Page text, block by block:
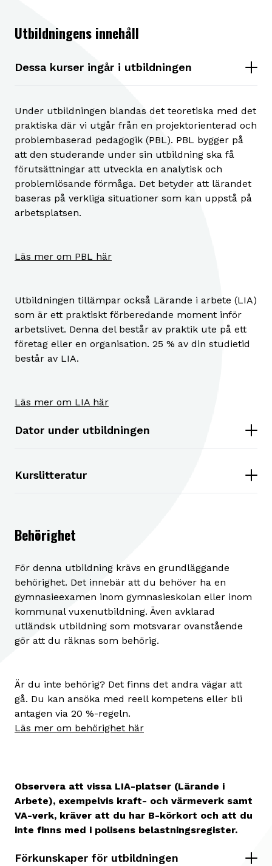
Utbildningens innehåll
Dessa kurser ingår i utbildningen
Under utbildningen blandas det teoretiska med det
praktiska där vi utgår från en projektorienterad och
problembaserad pedagogik (PBL). PBL bygger på
att den studerande under sin utbildning ska få
förutsättningar att utveckla en analytisk och
problemlösande förmåga. Det betyder att lärandet
baseras på verkliga situationer som kan uppstå på
arbetsplatsen.
Läs mer om PBL här
Utbildningen tillämpar också Lärande i arbete (LIA)
som är ett praktiskt förberedande moment inför
arbetslivet. Denna del består av praktik ute på ett
företag eller en organisation. 25 % av din studietid
består av LIA.
Läs mer om LIA här
Dator under utbildningen
Kurslitteratur
Behörighet
För denna utbildning krävs en grundläggande
behörighet. Det innebär att du behöver ha en
gymnasieexamen inom gymnasieskolan eller inom
kommunal vuxenutbildning. Även avklarad
utländsk utbildning som motsvarar ovanstående
gör att du räknas som behörig.
Är du inte behörig? Det finns det andra vägar att
gå. Du kan ansöka med reell kompetens eller bli
antagen via 20 %-regeln.
Läs mer om behörighet här
Observera att vissa LIA-platser (Lärande i
Arbete), exempelvis kraft- och värmeverk samt
VA-verk, kräver att du har B-körkort och att du
inte finns med i polisens belastningsregister.
Förkunskaper för utbildningen